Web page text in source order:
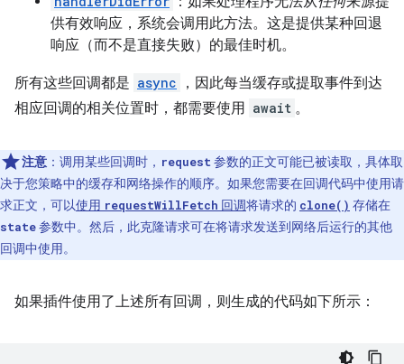
供有效响应，系统会调用此方法。这是提供某种回退
响应（而不是直接失败）的最佳时机。
所有这些回调都是 async
，因此每当缓存或提取事件到达
相应回调的相关位置时，都需要使用 await 。
注意 ：调用某些回调时， request 参数的正文可能已被读取，具体取
决于您策略中的缓存和网络操作的顺序。 如果您需要在回调代码中使用请
求正文，可以使用 requestWillFetch 回调将请求的 clone() 存储在
state参数中。然后，此克隆请求可在将请求发送到网络后运行的其他
回调中使用。
如果插件使用了上述所有回调，则生成的代码如下所示：